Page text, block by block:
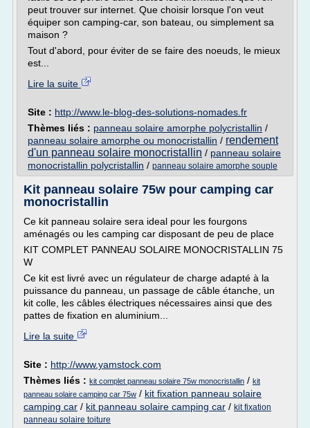
peut trouver sur internet. Que choisir lorsque l'on veut
équiper son camping-car, son bateau, ou simplement sa
maison ?
Tout d'abord, pour éviter de se faire des noeuds, le mieux
est...
Lire la suite
Site : http://www.le-blog-des-solutions-nomades.fr
Thèmes liés : panneau solaire amorphe polycristallin /
panneau solaire amorphe ou monocristallin / rendement
d'un panneau solaire monocristallin / panneau solaire
monocristallin polycristallin / panneau solaire amorphe souple
Kit panneau solaire 75w pour camping car
monocristallin
Ce kit panneau solaire sera ideal pour les fourgons
aménagés ou les camping car disposant de peu de place
KIT COMPLET PANNEAU SOLAIRE MONOCRISTALLIN 75
W
Ce kit est livré avec un régulateur de charge adapté à la
puissance du panneau, un passage de câble étanche, un
kit colle, les câbles électriques nécessaires ainsi que des
pattes de fixation en aluminium...
Lire la suite
Site : http://www.yamstock.com
Thèmes liés : kit complet panneau solaire 75w monocristallin / kit
panneau solaire camping car 75w / kit fixation panneau solaire
camping car / kit panneau solaire camping car / kit fixation
panneau solaire toiture